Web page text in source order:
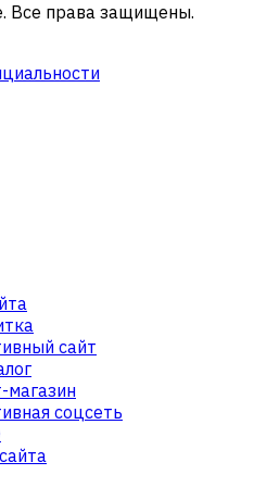
Все права защищены.
сайт
магазин
соцсеть